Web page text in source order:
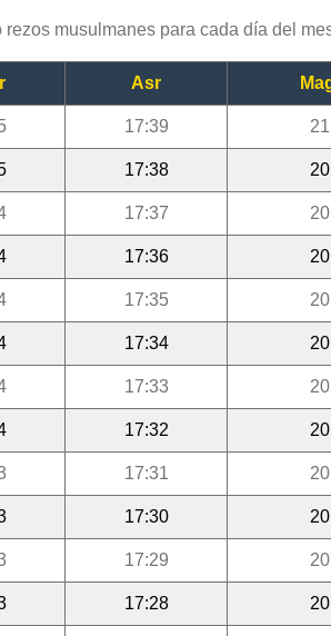
rezos musulmanes para cada día del
Asr
17:39
17:38
17:37
17:36
17:35
17:34
17:33
17:32
17:31
17:30
17:29
17:28